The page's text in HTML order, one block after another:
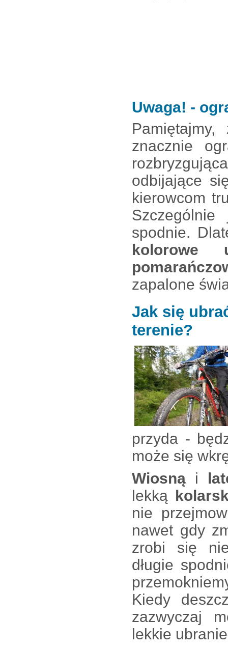
Uwaga! -
znacznie
odbijające
kierowcom
spodnie.
kolorowe
zapalone
Jak się
terenie?
przyda -
może się
Wiosną i
lekką
nie
nawet gdy
zrobi się
długie
Kiedy
zazwyczaj
lekkie